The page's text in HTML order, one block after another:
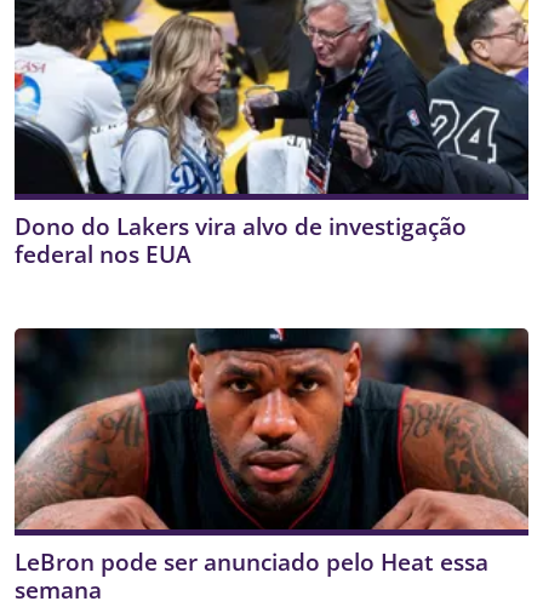
Dono do Lakers vira alvo de investigação
federal nos EUA
LeBron pode ser anunciado pelo Heat essa
semana